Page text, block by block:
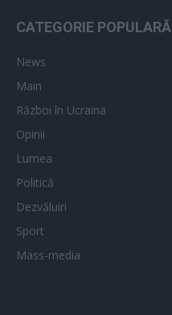
CATEGORIE POPULARĂ
News
Main
Război în Ucraina
Opinii
Lumea
Politică
Dezvăluiri
Sport
Mass-media